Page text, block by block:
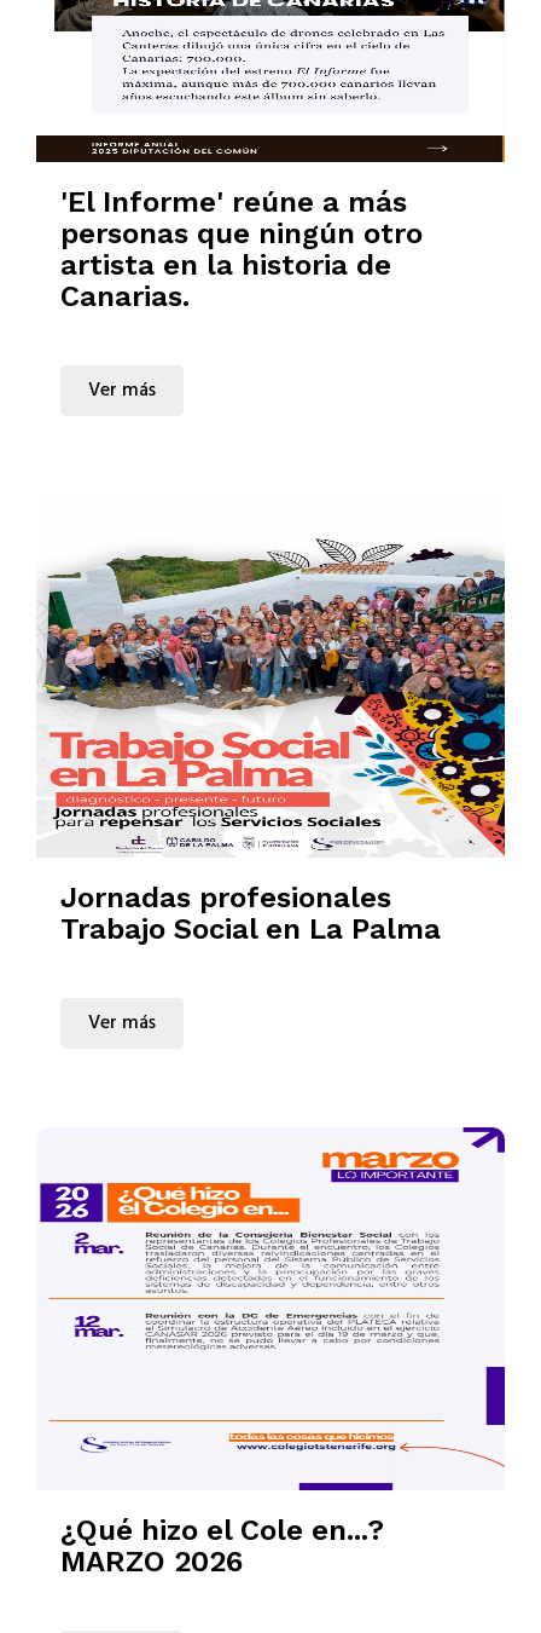
'El Informe' reúne a más
personas que ningún otro
artista en la historia de
Canarias.
Ver más
Jornadas profesionales
Trabajo Social en La Palma
Ver más
¿Qué hizo el Cole en...?
MARZO 2026